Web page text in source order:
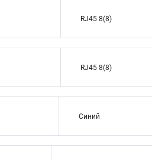
RJ45 8(8)
RJ45 8(8)
Синий